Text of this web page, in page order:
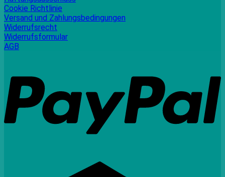
Cookie Richtlinie
Versand und Zahlungsbedingungen
Widerrufsrecht
Widerrufsformular
AGB